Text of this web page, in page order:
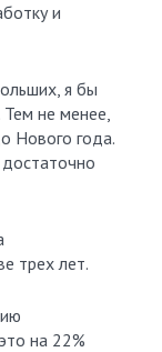
и
я бы
Тем не менее,
Нового года.
трех лет.
на 22%